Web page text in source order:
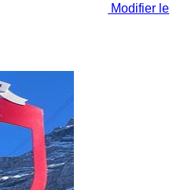
Modifier le